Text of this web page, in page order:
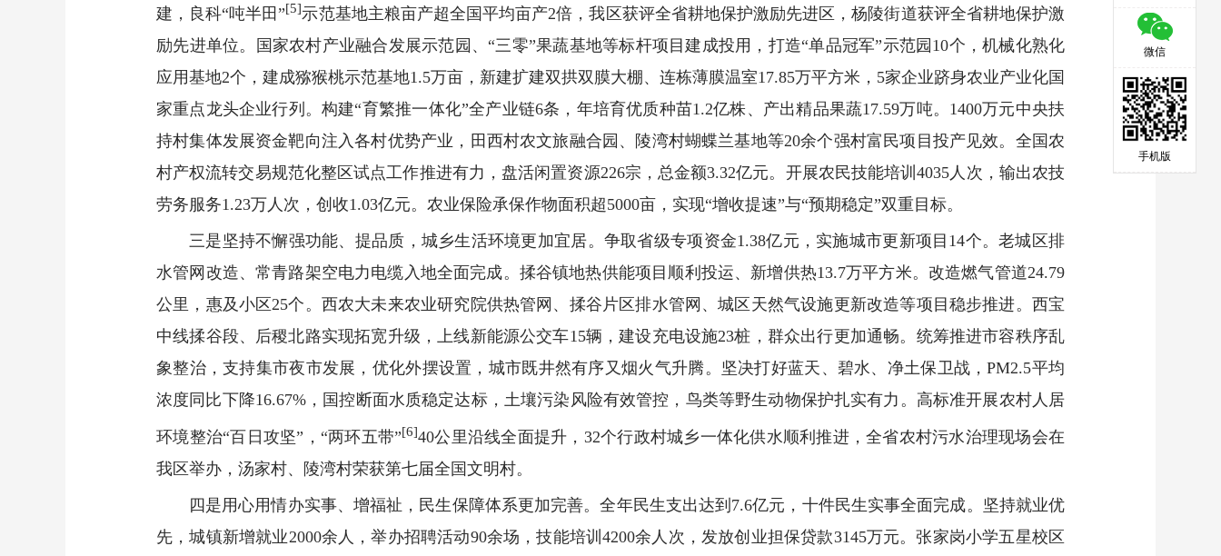
建，良科“吨半田”[5]示范基地主粮亩产超全国平均亩产2倍，我区获评全省耕地保护激励先进区，杨陵街道获评全省耕地保护激
励先进单位。国家农村产业融合发展示范园、“三零”果蔬基地等标杆项目建成投用，打造“单品冠军”示范园10个，机械化熟化
应用基地2个，建成猕猴桃示范基地1.5万亩，新建扩建双拱双膜大棚、连栋薄膜温室17.85万平方米，5家企业跻身农业产业化国
家重点龙头企业行列。构建“育繁推一体化”全产业链6条，年培育优质种苗1.2亿株、产出精品果蔬17.59万吨。1400万元中央扶
持村集体发展资金靶向注入各村优势产业，田西村农文旅融合园、陵湾村蝴蝶兰基地等20余个强村富民项目投产见效。全国农
村产权流转交易规范化整区试点工作推进有力，盘活闲置资源226宗，总金额3.32亿元。开展农民技能培训4035人次，输出农技
劳务服务1.23万人次，创收1.03亿元。农业保险承保作物面积超5000亩，实现“增收提速”与“预期稳定”双重目标。
三是坚持不懈强功能、提品质，城乡生活环境更加宜居。争取省级专项资金1.38亿元，实施城市更新项目14个。老城区排
水管网改造、常青路架空电力电缆入地全面完成。揉谷镇地热供能项目顺利投运、新增供热13.7万平方米。改造燃气管道24.79
公里，惠及小区25个。西农大未来农业研究院供热管网、揉谷片区排水管网、城区天然气设施更新改造等项目稳步推进。西宝
中线揉谷段、后稷北路实现拓宽升级，上线新能源公交车15辆，建设充电设施23桩，群众出行更加通畅。统筹推进市容秩序乱
象整治，支持集市夜市发展，优化外摆设置，城市既井然有序又烟火气升腾。坚决打好蓝天、碧水、净土保卫战，PM2.5平均
浓度同比下降16.67%，国控断面水质稳定达标，土壤污染风险有效管控，鸟类等野生动物保护扎实有力。高标准开展农村人居
环境整治“百日攻坚”，“两环五带”[6]40公里沿线全面提升，32个行政村城乡一体化供水顺利推进，全省农村污水治理现场会在
我区举办，汤家村、陵湾村荣获第七届全国文明村。
四是用心用情办实事、增福祉，民生保障体系更加完善。全年民生支出达到7.6亿元，十件民生实事全面完成。坚持就业优
先，城镇新增就业2000余人，举办招聘活动90余场，技能培训4200余人次，发放创业担保贷款3145万元。张家岗小学五星校区
微信
手机版